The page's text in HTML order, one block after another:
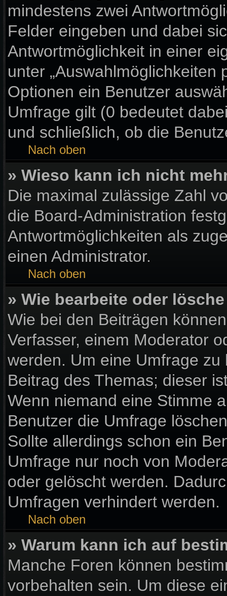
mindestens zwei
Felder eingeben und dabei
Antwortmöglichkeit in einer
unter „Auswahlmöglichkeiten
Optionen ein Benutzer
Umfrage gilt (0 bedeutet
und schließlich, ob die
Nach oben
» Wieso kann ich nicht
Die maximal zulässige Zahl
die Board-Administration
Antwortmöglichkeiten als
einen Administrator.
Nach oben
» Wie bearbeite oder
Wie bei den Beiträgen
Verfasser, einem Moderator
werden. Um eine Umfrage
Beitrag des Themas; dieser
Wenn niemand eine Stimme
Benutzer die Umfrage
Sollte allerdings schon ein
Umfrage nur noch von
oder gelöscht werden.
Umfragen verhindert werden.
Nach oben
» Warum kann ich auf
Manche Foren können
vorbehalten sein. Um diese